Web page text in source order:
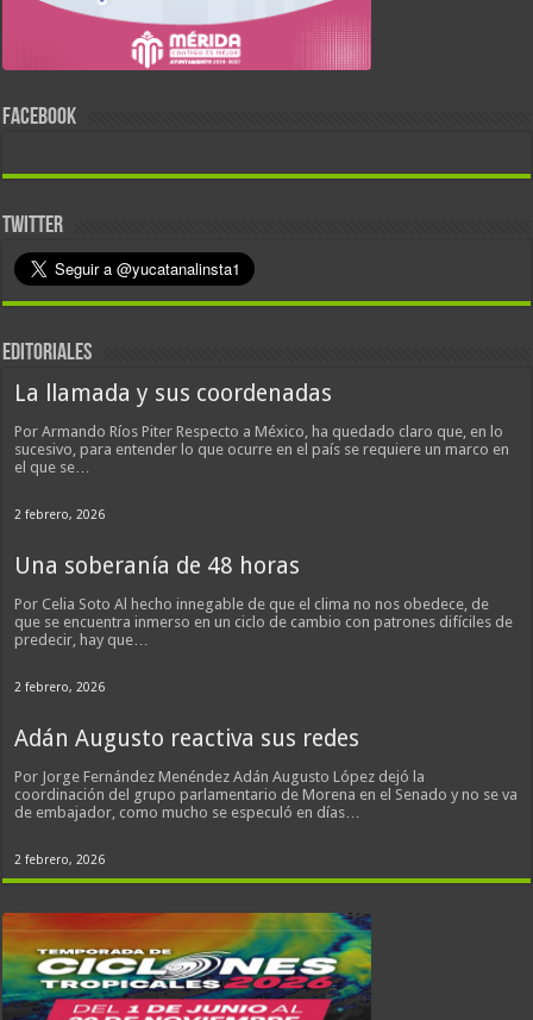
FACEBOOK
TWITTER
EDITORIALES
La llamada y sus coordenadas
Por Armando Ríos Piter Respecto a México, ha quedado claro que, en lo
sucesivo, para entender lo que ocurre en el país se requiere un marco en
el que se…
2 febrero, 2026
Una soberanía de 48 horas
Por Celia Soto Al hecho innegable de que el clima no nos obedece, de
que se encuentra inmerso en un ciclo de cambio con patrones difíciles de
predecir, hay que…
2 febrero, 2026
Adán Augusto reactiva sus redes
Por Jorge Fernández Menéndez Adán Augusto López dejó la
coordinación del grupo parlamentario de Morena en el Senado y no se va
de embajador, como mucho se especuló en días…
2 febrero, 2026